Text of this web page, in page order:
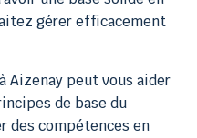
gérer efficacement
Aizenay peut vous aider
de base du
des compétences en